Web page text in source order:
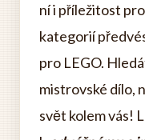
ní i příležitost
kategorií
pro LEGO.
mistrovské dílo,
svět kolem vás!